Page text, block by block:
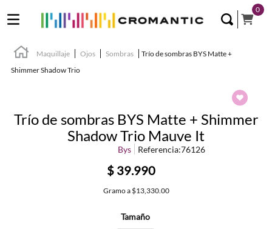
0
Maquillaje Ojos Sombras
Trío de sombras BYS Matte +
Shimmer Shadow Trio
Trío de sombras BYS Matte + Shimmer
Shadow Trio Mauve It
Bys Referencia:76126
$ 39.990
Gramoa $13,330.00
Tamaño